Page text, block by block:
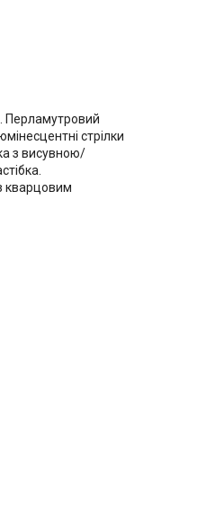
Перламутровий
стрілки
з висувною/
кварцовим